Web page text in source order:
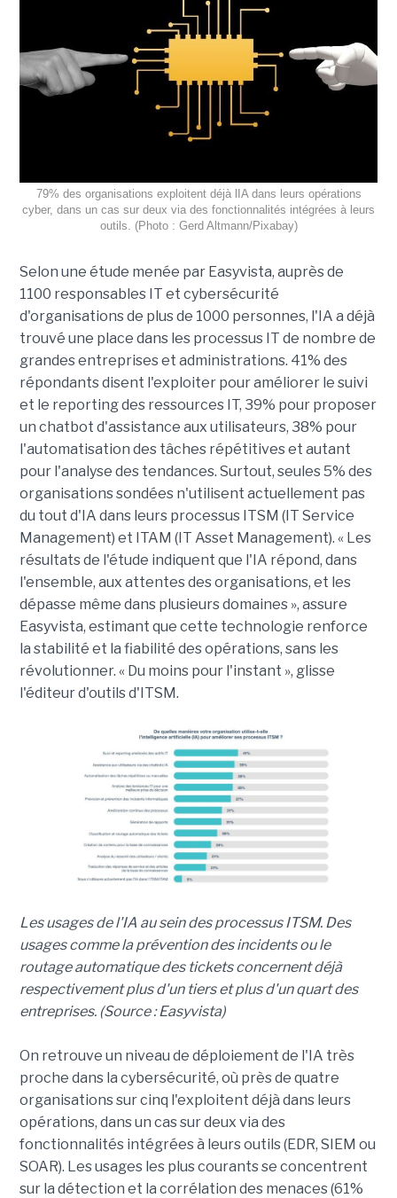
79% des organisations exploitent déjà lIA dans leurs opérations
cyber, dans un cas sur deux via des fonctionnalités intégrées à leurs
outils. (Photo : Gerd Altmann/Pixabay)
Selon une étude menée par Easyvista, auprès de
1100 responsables IT et cybersécurité
d'organisations de plus de 1000 personnes, l'IA a déjà
trouvé une place dans les processus IT de nombre de
grandes entreprises et administrations. 41% des
répondants disent l'exploiter pour améliorer le suivi
et le reporting des ressources IT, 39% pour proposer
un chatbot d'assistance aux utilisateurs, 38% pour
l'automatisation des tâches répétitives et autant
pour l'analyse des tendances. Surtout, seules 5% des
organisations sondées n'utilisent actuellement pas
du tout d'IA dans leurs processus ITSM (IT Service
Management) et ITAM (IT Asset Management). « Les
résultats de l'étude indiquent que l'IA répond, dans
l'ensemble, aux attentes des organisations, et les
dépasse même dans plusieurs domaines », assure
Easyvista, estimant que cette technologie renforce
la stabilité et la fiabilité des opérations, sans les
révolutionner. « Du moins pour l'instant », glisse
l'éditeur d'outils d'ITSM.
Les usages de l'IA au sein des processus ITSM. Des
usages comme la prévention des incidents ou le
routage automatique des tickets concernent déjà
respectivement plus d'un tiers et plus d'un quart des
entreprises. (Source : Easyvista)
On retrouve un niveau de déploiement de l'IA très
proche dans la cybersécurité, où près de quatre
organisations sur cinq l'exploitent déjà dans leurs
opérations, dans un cas sur deux via des
fonctionnalités intégrées à leurs outils (EDR, SIEM ou
SOAR). Les usages les plus courants se concentrent
sur la détection et la corrélation des menaces (61%